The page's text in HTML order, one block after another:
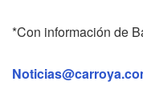
*Con información de